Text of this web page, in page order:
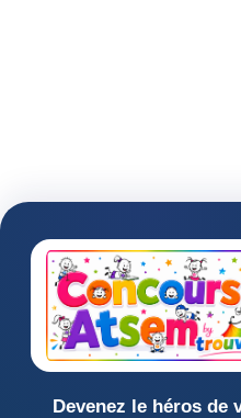
Devenez le héros de